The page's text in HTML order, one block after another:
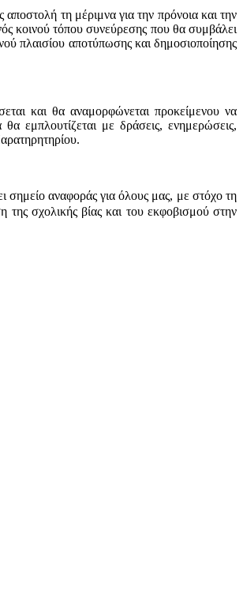
τη μέριμνα για την πρόνοια και την
κοινού τόπου συνεύρεσης που θα συμβάλει
πλαισίου αποτύπωσης και δημοσιοποίησης
και θα αναμορφώνεται προκείμενου να
εμπλουτίζεται με δράσεις, ενημερώσεις,
σημείο αναφοράς για όλους μας, με στόχο τη
της σχολικής βίας και του εκφοβισμού στην